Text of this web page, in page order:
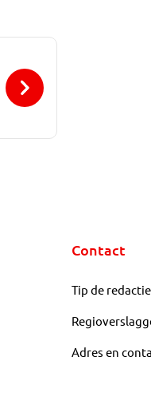
Contact
Tip de redactie
Adres en